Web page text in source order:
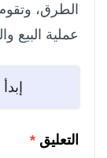
الطرق،
عملية البيع
التعليق *